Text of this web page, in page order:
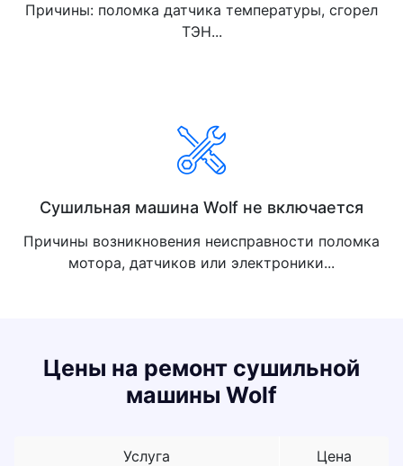
Причины: поломка датчика температуры, сгорел
ТЭН...
Сушильная машина Wolf не включается
Причины возникновения неисправности поломка
мотора, датчиков или электроники...
Цены на ремонт сушильной
машины Wolf
Услуга Цена